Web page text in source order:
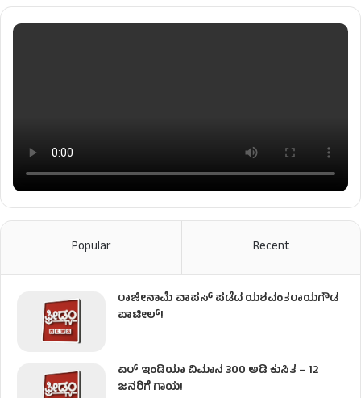
Popular Recent
ರಾಜೀನಾಮೆ ವಾಪಸ್ ಪಡೆದ ಯಶವಂತರಾಯಗೌಡ
ಪಾಟೀಲ್‌!
ಏರ್ ಇಂಡಿಯಾ ವಿಮಾನ 300 ಅಡಿ ಕುಸಿತ – 12
ಜನರಿಗೆ ಗಾಯ!